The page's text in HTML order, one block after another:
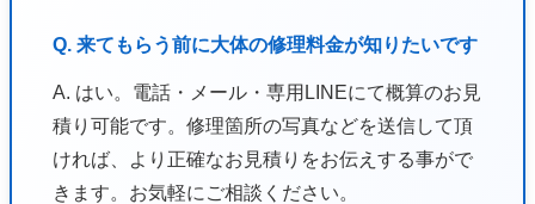
Q. 来てもらう前に大体の修理料金が知りたいです
A. はい。電話・メール・専用LINEにて概算のお見
積り可能です。修理箇所の写真などを送信して頂
ければ、より正確なお見積りをお伝えする事がで
きます。お気軽にご相談ください。